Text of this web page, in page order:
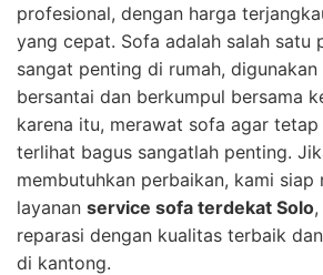
profesional, dengan harga
yang cepat. Sofa adalah salah satu
sangat penting di rumah,
bersantai dan berkumpul bersama
karena itu, merawat sofa agar tetap
terlihat bagus sangatlah penting.
membutuhkan perbaikan, kami siap
layanan service sofa terdekat Solo
reparasi dengan kualitas terbaik
di kantong.